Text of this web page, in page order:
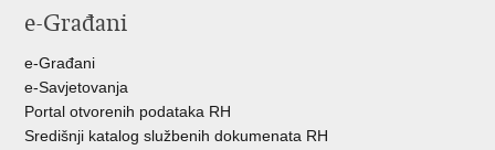
e-Građani
e-Građani
e-Savjetovanja
Portal otvorenih podataka RH
Središnji katalog službenih dokumenata RH